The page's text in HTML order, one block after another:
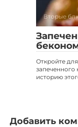
Вторые
Откройте
запеченного
историю
Добавить